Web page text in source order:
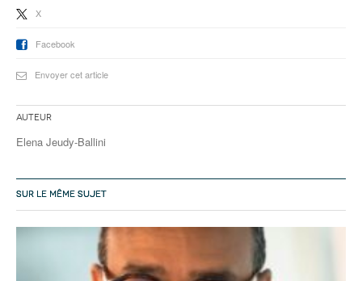
X
Facebook
Envoyer cet article
Auteur
Elena Jeudy-Ballini
SUR LE MÊME SUJET